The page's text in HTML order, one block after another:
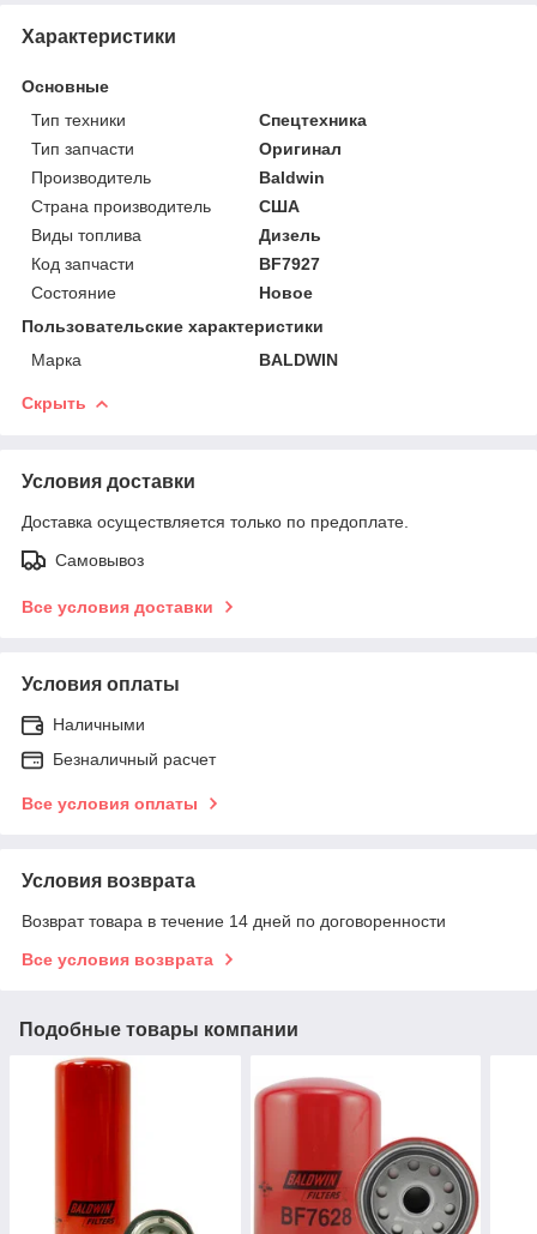
Характеристики
Основные
Тип техники
Спецтехника
Тип запчасти
Оригинал
Производитель
Baldwin
Страна производитель
США
Виды топлива
Дизель
Код запчасти
BF7927
Состояние
Новое
Пользовательские характеристики
Марка
BALDWIN
Скрыть
Условия доставки
Доставка осуществляется только по предоплате.
Самовывоз
Все условия доставки
Условия оплаты
Наличными
Безналичный расчет
Все условия оплаты
Условия возврата
Возврат товара в течение 14 дней по договоренности
Все условия возврата
Подобные товары компании